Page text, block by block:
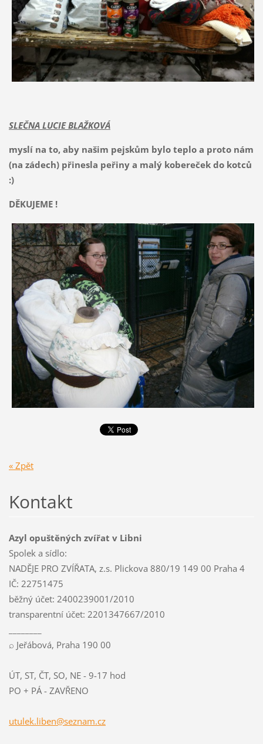
SLEČNA LUCIE BLAŽKOVÁ
myslí na to, aby našim pejskům bylo teplo a proto nám
(na zádech) přinesla peřiny a malý kobereček do kotců
:)
DĚKUJEME !
« Zpět
Kontakt
Azyl opuštěných zvířat v Libni
Spolek a sídlo:
NADĚJE PRO ZVÍŘATA, z.s. Plickova 880/19 149 00 Praha 4
IČ: 22751475
běžný účet: 2400239001/2010
transparentní účet: 2201347667/2010
⌕ Jeřábová, Praha 190 00
ÚT, ST, ČT, SO, NE - 9-17 hod
PO + PÁ - ZAVŘENO
utulek.liben@seznam.cz